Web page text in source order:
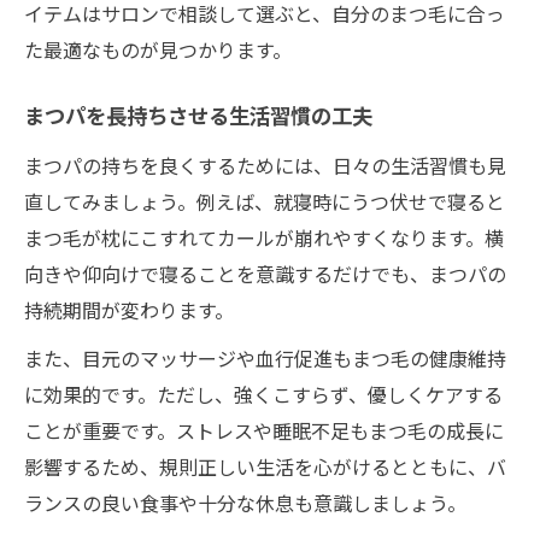
イテムはサロンで相談して選ぶと、自分のまつ毛に合っ
た最適なものが見つかります。
まつパを長持ちさせる生活習慣の工夫
まつパの持ちを良くするためには、日々の生活習慣も見
直してみましょう。例えば、就寝時にうつ伏せで寝ると
まつ毛が枕にこすれてカールが崩れやすくなります。横
向きや仰向けで寝ることを意識するだけでも、まつパの
持続期間が変わります。
また、目元のマッサージや血行促進もまつ毛の健康維持
に効果的です。ただし、強くこすらず、優しくケアする
ことが重要です。ストレスや睡眠不足もまつ毛の成長に
影響するため、規則正しい生活を心がけるとともに、バ
ランスの良い食事や十分な休息も意識しましょう。